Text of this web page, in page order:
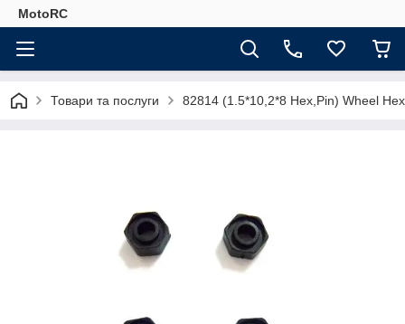
MotoRC
Товари та послуги 82814 (1.5*10,2*8 Hex,Pin) Wheel